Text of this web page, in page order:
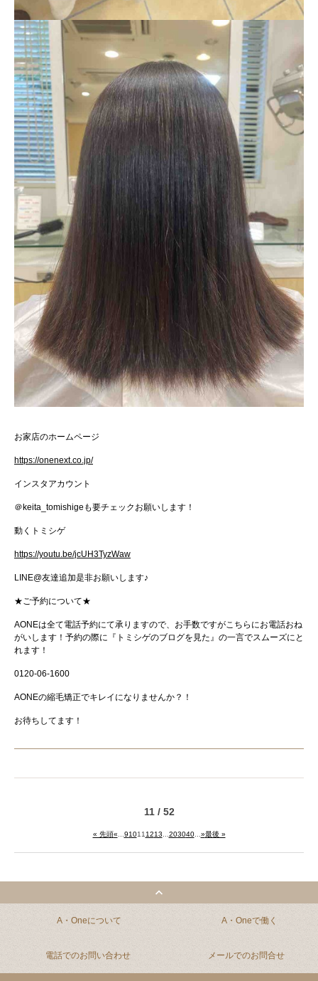
お家店のホームページ
https://onenext.co.jp/
インスタアカウント
＠keita_tomishige も要チェックお願いします！
動くトミシゲ
https://youtu.be/jcUH3TyzWaw
LINE@友達追加是非お願いします♪
★ ご予約について★
AONEは全て電話予約にて承りますので、お手数ですがこちらにお電話おね
がいします！ 予約の際に『トミシゲのブログを見た』の一言でスムーズにと
れます！
0120-06-1600
AONEの縮毛矯正でキレイになりませんか？！
お待ちしてます！
11 / 52
« 先頭« 91011 1213 203040... »最後 »
A・Oneについて A・Oneで働く
電話でのお問い合わせ メールでのお問合せ